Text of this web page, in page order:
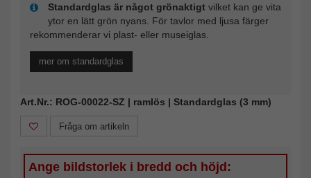
Standardglas är något grönaktigt vilket kan ge vita
ytor en lätt grön nyans. För tavlor med ljusa färger
rekommenderar vi plast- eller museiglas.
mer om standardglas
Art.Nr.: ROG-00022-SZ | ramlös | Standardglas (3 mm)
Fråga om artikeln
Ange bildstorlek i bredd och höjd: